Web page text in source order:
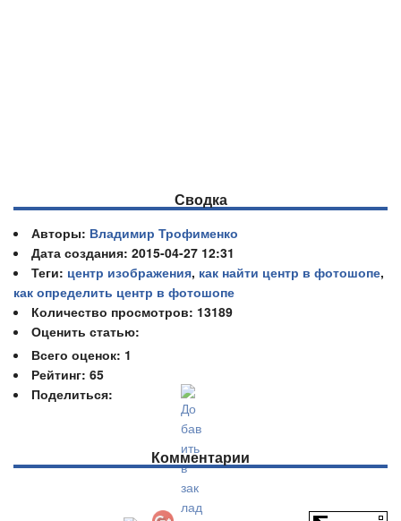
Сводка
Авторы: Владимир Трофименко
Дата создания: 2015-04-27 12:31
Теги: центр изображения, как найти центр в фотошопе,
как определить центр в фотошопе
Количество просмотров: 13189
Оценить статью:
Всего оценок: 1
Рейтинг: 65
Поделиться:
Комментарии